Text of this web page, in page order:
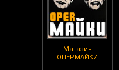
Магазин
ОПЕРМАЙКИ